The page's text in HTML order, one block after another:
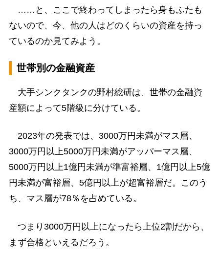
……と、ここで終わってしまったら身もふたも
ないので、今、他の人はどのくらいの資産を持っ
ているのか見てみよう。
世帯別の金融資産
大手シンクタンクの野村総研は、世帯の金融資
産額によって5階級に分けている。
2023年の発表では、3000万円未満がマス層、
3000万円以上5000万円未満がアッパーマス層、
5000万円以上1億円未満が準富裕層、1億円以上5億
円未満が富裕層、5億円以上が超富裕層だ。このう
ち、マス層が78％を占めている。
つまり3000万円以上になったら上位2割だから、
まず合格といえるだろう。